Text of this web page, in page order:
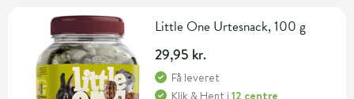
Little One Urtesnack, 100 g
29,95 kr.
Få leveret